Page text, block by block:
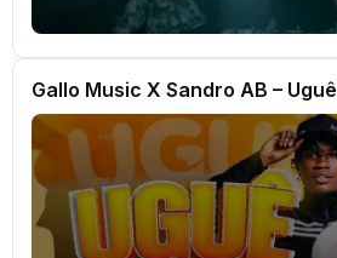
Gallo Music X Sandro AB – Uguê